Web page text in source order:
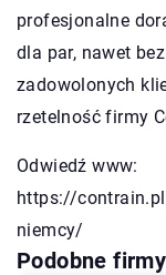
profesjonalne
dla par, nawet
zadowolonych
rzetelność firmy
Odwiedź www:
https://
niemcy/
Podobne firmy